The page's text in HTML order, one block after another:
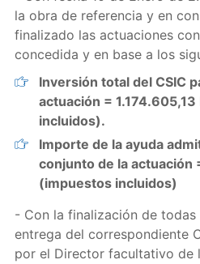
la obra de referencia y en
finalizado las actuaciones
concedida y en base a los
Inversión total del CSIC
actuación =
incluidos).
Importe de la ayuda
conjunto de la actuación
(impuestos incluidos)
- Con la finalización de todas
entrega del correspondiente
por el Director facultativo de